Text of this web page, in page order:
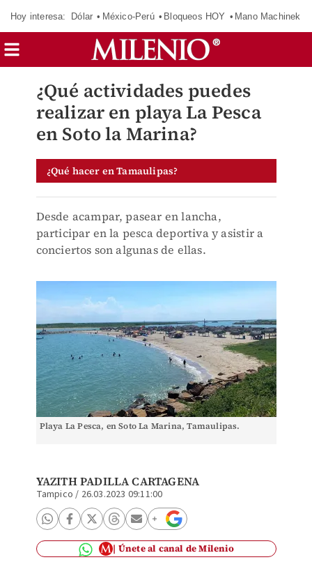
Hoy interesa: Dólar México-Perú Bloqueos HOY Mano Machinek
¿Qué actividades puedes
realizar en playa La Pesca
en Soto la Marina?
¿Qué hacer en Tamaulipas?
Desde acampar, pasear en lancha,
participar en la pesca deportiva y asistir a
conciertos son algunas de ellas.
Playa La Pesca, en Soto La Marina, Tamaulipas.
YAZITH PADILLA CARTAGENA
Tampico / 26.03.2023 09:11:00
Únete al canal de Milenio